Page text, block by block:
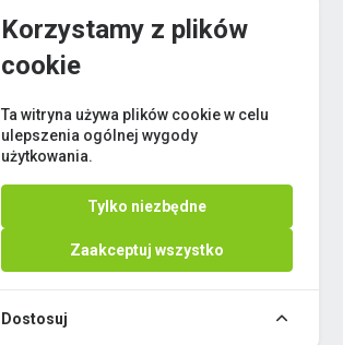
Korzystamy z plików
cookie
Ta witryna używa plików cookie w celu
ulepszenia ogólnej wygody
użytkowania.
Tylko niezbędne
Zaakceptuj wszystko
Dostosuj